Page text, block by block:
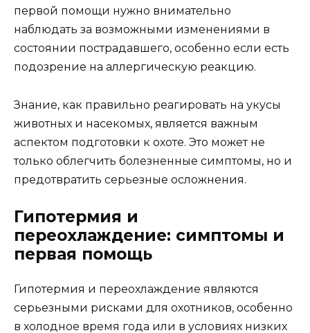
первой помощи нужно внимательно
наблюдать за возможными изменениями в
состоянии пострадавшего, особенно если есть
подозрение на аллергическую реакцию.
Знание, как правильно реагировать на укусы
животных и насекомых, является важным
аспектом подготовки к охоте. Это может не
только облегчить болезненные симптомы, но и
предотвратить серьезные осложнения.
Гипотермия и
переохлаждение: симптомы и
первая помощь
Гипотермия и переохлаждение являются
серьезными рисками для охотников, особенно
в холодное время года или в условиях низких